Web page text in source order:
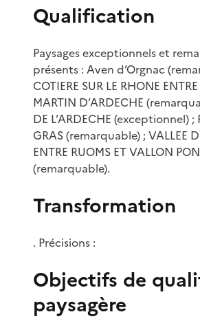
Qualification
Paysages exceptionnels et
présents : Aven d’Orgnac
COTIERE SUR LE RHONE
MARTIN D’ARDECHE
DE L’ARDECHE (exceptionnel) ;
GRAS (remarquable) ; VALLEE
ENTRE RUOMS ET VALLON
(remarquable).
Transformation
. Précisions :
Objectifs de
paysagère